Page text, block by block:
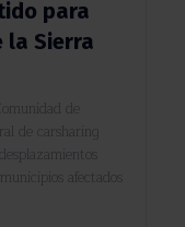
para
la Sierra
de
de carsharing
afectados